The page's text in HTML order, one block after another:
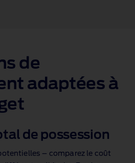
de
adaptées à
de possession
– comparez le coût